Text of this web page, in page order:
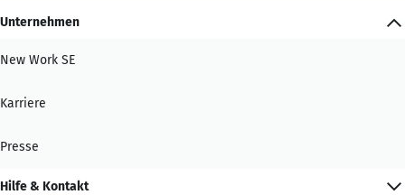
Unternehmen
New Work SE
Karriere
Presse
Hilfe & Kontakt